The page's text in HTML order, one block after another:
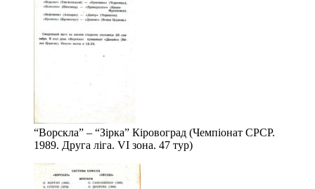
“Ворскла” – “Зірка” Кіровоград (Чемпіонат СРСР.
1989. Друга ліга. VІ зона. 47 тур)